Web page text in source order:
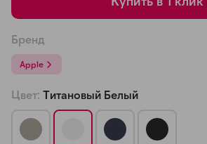
Бренд
Apple
Цвет: Титановый Белый
недели
8 800 302-02-51